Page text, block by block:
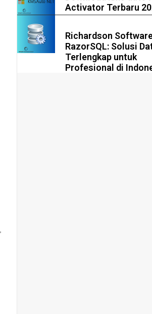
Activator Terbaru
Richardson
RazorSQL: Solusi
Terlengkap untuk
Profesional di